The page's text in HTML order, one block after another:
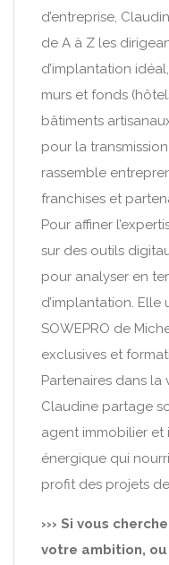
d’entreprise,
de A à Z les
d’implantation
murs et fonds
bâtiments
pour la
rassemble
franchises et
Pour affiner
sur des outils
pour analyser en
d’implantation. Elle
SOWEPRO de
exclusives et
Partenaires dans la
Claudine partage
agent immobilier et
énergique qui
profit des projets
››› Si vous
votre ambition,